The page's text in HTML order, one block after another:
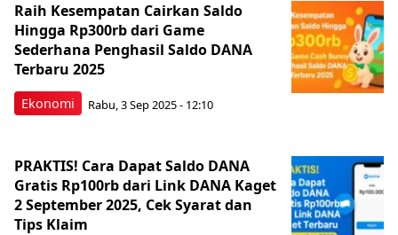
Ekonomi
Raih Kesempatan Cairkan Saldo
Hingga Rp300rb dari Game
Sederhana Penghasil Saldo DANA
Terbaru 2025
Rabu, 3 Sep 2025 - 12:10
PRAKTIS! Cara Dapat Saldo DANA
Gratis Rp100rb dari Link DANA Kaget
2 September 2025, Cek Syarat dan
Tips Klaim